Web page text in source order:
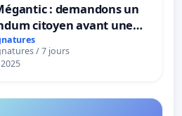
: demandons un
citoyen avant une
irréversible de
»
/ 7 jours